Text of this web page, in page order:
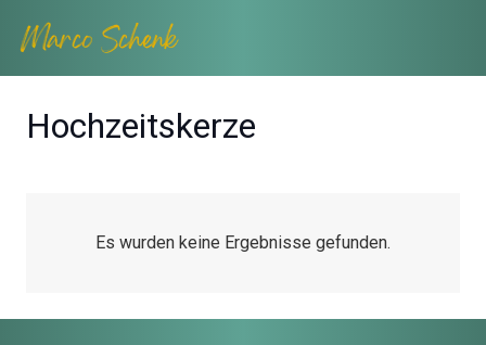
Hochzeitskerze
Es wurden keine Ergebnisse gefunden.